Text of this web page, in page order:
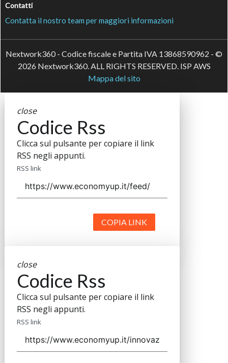
Contatti
Contatta il nostro team per maggiori informazioni
Nextwork360 - Codice fiscale e Partita IVA 13868590962 - ©
2026 Nextwork360. ALL RIGHTS RESERVED. ISP AWS
Mappa del sito
close
Codice Rss
Clicca sul pulsante per copiare il link
RSS negli appunti.
RSS link
COPIA LINK
close
Codice Rss
Clicca sul pulsante per copiare il link
RSS negli appunti.
RSS link